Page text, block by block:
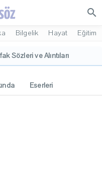
search
Bilgelik Hayat Eğitim
Sözleri ve Alıntıları
Eserleri